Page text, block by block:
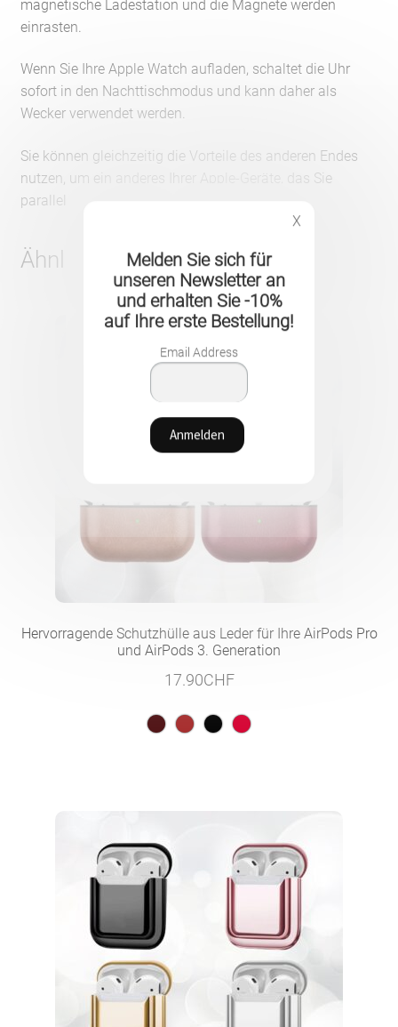
magnetische Ladestation und die Magnete werden
einrasten.
Wenn Sie Ihre Apple Watch aufladen, schaltet die Uhr
sofort in den Nachttischmodus und kann daher als
Wecker verwendet werden.
Sie können gleichzeitig die Vorteile des anderen Endes
nutzen, um ein anderes Ihrer Apple-Geräte, das Sie
parallel laden möchten, anzuschließen.
Ähnliche Produkte
Hervorragende Schutzhülle aus Leder für Ihre AirPods Pro
und AirPods 3. Generation
17.90CHF
X
Melden Sie sich für
unseren Newsletter an
und erhalten Sie -10%
auf Ihre erste Bestellung!
Email Address